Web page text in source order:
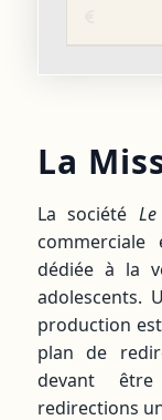
La
La société
dédiée à la
adolescents.
production
plan de
devant
redirections